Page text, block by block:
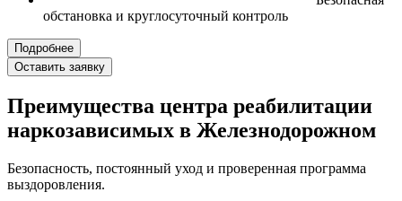
обстановка и круглосуточный контроль
Подробнее
Оставить заявку
Преимущества центра реабилитации
наркозависимых в Железнодорожном
Безопасность, постоянный уход и проверенная программа
выздоровления.